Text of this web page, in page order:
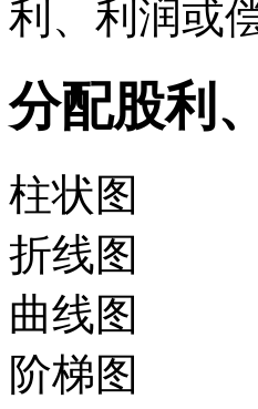
利、利润或
分配股利
柱状图
折线图
曲线图
阶梯图